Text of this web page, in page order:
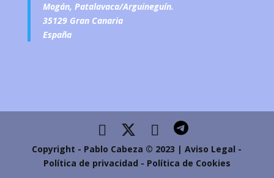
Mogán, Patalavaca/Arguineguín.
35129 Gran Canaria
España
Copyright - Pablo Cabeza © 2023 | Aviso Legal -
Política de privacidad - Política de Cookies